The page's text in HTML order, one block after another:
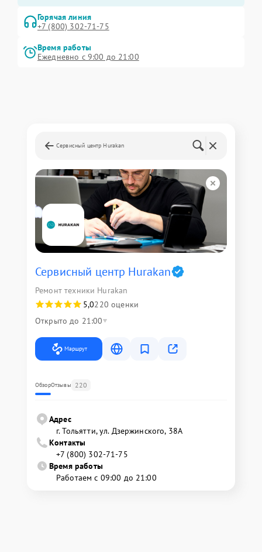
Горячая линия
+7 (800) 302-71-75
Время работы
Ежедневно с 9:00 до 21:00
Сервисный центр Hurakan
Сервисный центр Hurakan
Ремонт техники Hurakan
5,0220 оценки
Открыто до 21:00
Маршрут
ОбзорОтзывы 220
Адрес
г. Тольятти, ул. Дзержинского, 38А
Контакты
+7 (800) 302-71-75
Время работы
Работаем с 09:00 до 21:00